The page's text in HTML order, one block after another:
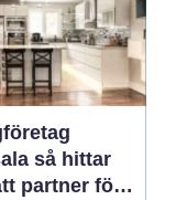
hittar
partner för